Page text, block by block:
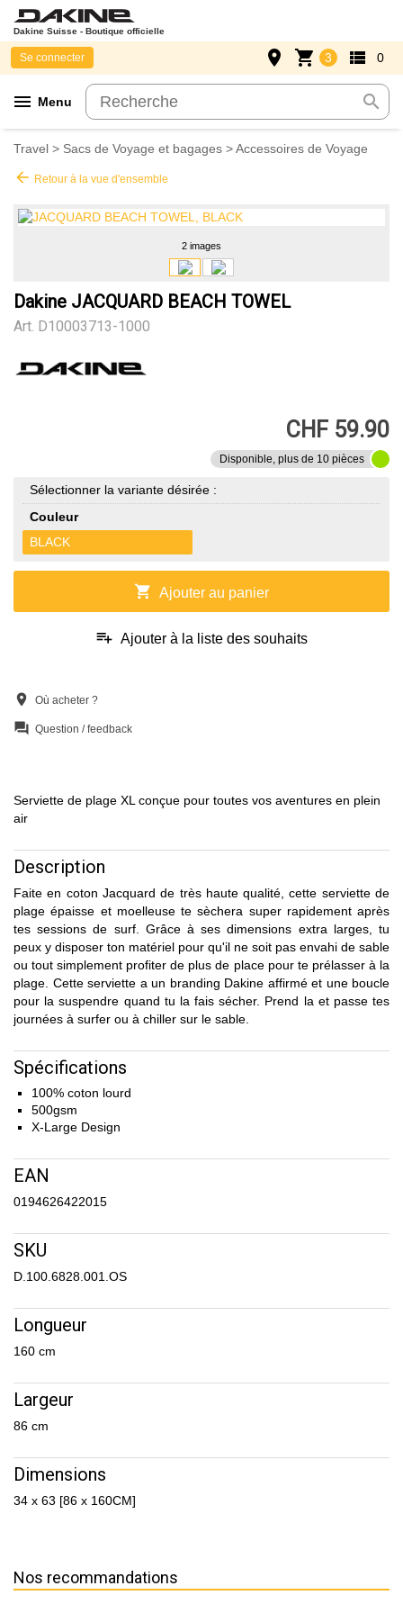
Dakine Suisse - Boutique officielle
menu Menu search
Se connecter place shopping_cart 3 view_list 0
Travel > Sacs de Voyage et bagages >Accessoires de Voyage
arrow_back Retour à la vue d'ensemble
2 images
Dakine JACQUARD BEACH TOWEL
Art. D10003713-1000
CHF 59.90
Disponible, plus de 10 pièces
Sélectionner la variante désirée :
Couleur
BLACK
shopping_cart Ajouter au panier
playlist_add Ajouter à la liste des souhaits
location_on Où acheter ?
question_answer Question / feedback
Serviette de plage XL conçue pour toutes vos aventures en plein
air
Description
Faite en coton Jacquard de très haute qualité, cette serviette de
plage épaisse et moelleuse te sèchera super rapidement après
tes sessions de surf. Grâce à ses dimensions extra larges, tu
peux y disposer ton matériel pour qu'il ne soit pas envahi de sable
ou tout simplement profiter de plus de place pour te prélasser à la
plage. Cette serviette a un branding Dakine affirmé et une boucle
pour la suspendre quand tu la fais sécher. Prend la et passe tes
journées à surfer ou à chiller sur le sable.
Spécifications
100% coton lourd
500gsm
X-Large Design
EAN
0194626422015
SKU
D.100.6828.001.OS
Longueur
160 cm
Largeur
86 cm
Dimensions
34 x 63 [86 x 160CM]
Nos recommandations